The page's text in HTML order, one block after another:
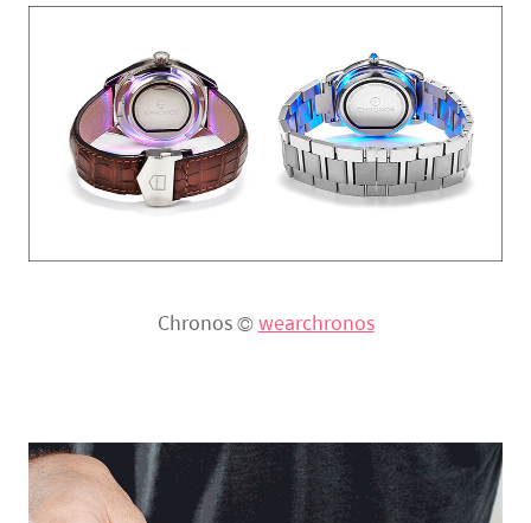
Chronos ©wearchronos